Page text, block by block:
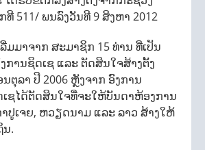
ທີ 511/ ພນລົງວັນທີ 9 ສິງຫາ 2012
ມມາຈາກ ສະມາຊິກ 15 ທ່ານ ທີ່ເປັນ
ການຊິດເຊ ແລະ ຕັດສິນໃຈສ້າງຕັ້ງ
ຕຸລາ ປີ 2006 ຫຼັງຈາກ ອົງການ
ຊໄດ້ຕັດສິນໃຈທີ່ຈະໃຫ້ບັນດາຫ້ອງການ
ປູເຈຍ, ຫວຽດນາມ ແລະ ລາວ ສ້າງໃຫ້
ນ.